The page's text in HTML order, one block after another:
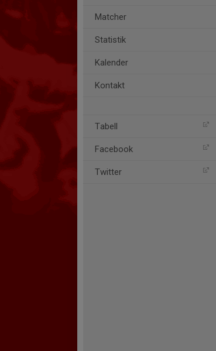
Matcher
Statistik
Kalender
Kontakt
Tabell
Facebook
Twitter